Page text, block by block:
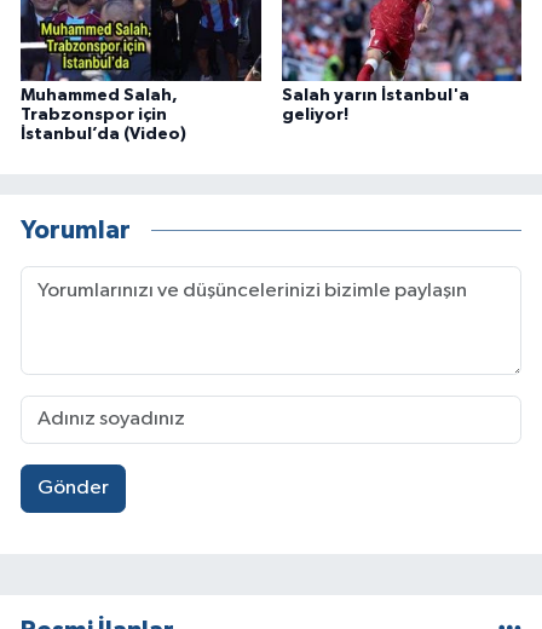
Muhammed Salah,
Trabzonspor için
İstanbul’da (Video)
Salah yarın İstanbul'a
geliyor!
Yorumlar
Gönder